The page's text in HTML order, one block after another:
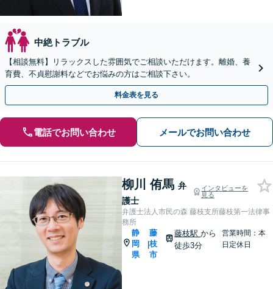
中絶トラブル
【相談無料】リラックスした雰囲気でご相談いただけます。離婚、養
育費、不貞慰謝料などでお悩みの方はご相談下さい。
料金表を見る
電話でお問い合わせ メールでお問い合わせ
柳川 侑馬 弁
護士
インタビューを
見る
弁護士法人市民の森 藤枝支所藤枝第一法律事
務所
静
岡
県
|
藤
枝
市
藤枝駅から
徒歩3分
営業時間：本
日定休日